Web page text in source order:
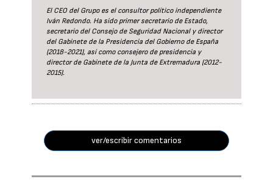
El CEO del Grupo es el consultor político independiente
Iván Redondo. Ha sido primer secretario de Estado,
secretario del Consejo de Seguridad Nacional y director
del Gabinete de la Presidencia del Gobierno de España
(2018-2021), así como consejero de presidencia y
director de Gabinete de la Junta de Extremadura (2012-
2015).
ver/escribir comentarios